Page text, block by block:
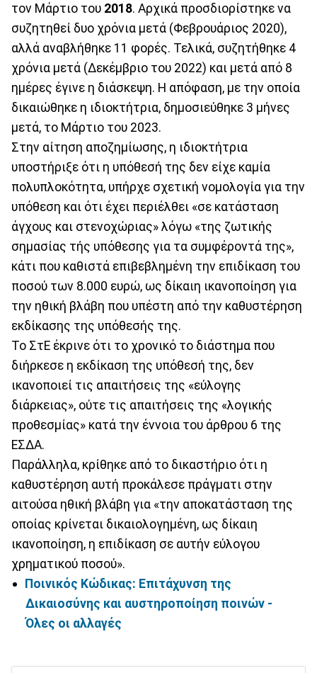
τον Μάρτιο του 2018. Αρχικά προσδιορίστηκε να
συζητηθεί δυο χρόνια μετά (Φεβρουάριος 2020),
αλλά αναβλήθηκε 11 φορές. Τελικά, συζητήθηκε 4
χρόνια μετά (Δεκέμβριο του 2022) και μετά από 8
ημέρες έγινε η διάσκεψη. Η απόφαση, με την οποία
δικαιώθηκε η ιδιοκτήτρια, δημοσιεύθηκε 3 μήνες
μετά, το Μάρτιο του 2023.
Στην αίτηση αποζημίωσης, η ιδιοκτήτρια
υποστήριξε ότι η υπόθεσή της δεν είχε καμία
πολυπλοκότητα, υπήρχε σχετική νομολογία για την
υπόθεση και ότι έχει περιέλθει «σε κατάσταση
άγχους και στενοχώριας» λόγω «της ζωτικής
σημασίας τής υπόθεσης για τα συμφέροντά της»,
κάτι που καθιστά επιβεβλημένη την επιδίκαση του
ποσού των 8.000 ευρώ, ως δίκαιη ικανοποίηση για
την ηθική βλάβη που υπέστη από την καθυστέρηση
εκδίκασης της υπόθεσής της.
Το ΣτΕ έκρινε ότι το χρονικό το διάστημα που
διήρκεσε η εκδίκαση της υπόθεσή της, δεν
ικανοποιεί τις απαιτήσεις της «εύλογης
διάρκειας», ούτε τις απαιτήσεις της «λογικής
προθεσμίας» κατά την έννοια του άρθρου 6 της
ΕΣΔΑ.
Παράλληλα, κρίθηκε από το δικαστήριο ότι η
καθυστέρηση αυτή προκάλεσε πράγματι στην
αιτούσα ηθική βλάβη για «την αποκατάσταση της
οποίας κρίνεται δικαιολογημένη, ως δίκαιη
ικανοποίηση, η επιδίκαση σε αυτήν εύλογου
χρηματικού ποσού».
Ποινικός Κώδικας: Επιτάχυνση της
Δικαιοσύνης και αυστηροποίηση ποινών -
Όλες οι αλλαγές